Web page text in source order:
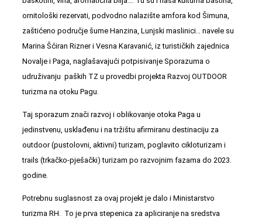
ornitološki rezervati, podvodno nalazište amfora kod Šimuna,
zaštićeno područje šume Hanzina, Lunjski maslinici… navele su
Marina Šćiran Rizner i Vesna Karavanić, iz turističkih zajednica
Novalje i Paga, naglašavajući potpisivanje Sporazuma o
udruživanju paških TZ u provedbi projekta Razvoj OUTDOOR
turizma na otoku Pagu.
Taj sporazum znači razvoj i oblikovanje otoka Paga u
jedinstvenu, usklađenu i na tržištu afirmiranu destinaciju za
outdoor (pustolovni, aktivni) turizam, poglavito cikloturizam i
trails (trkačko-pješački) turizam po razvojnim fazama do 2023.
godine.
Potrebnu suglasnost za ovaj projekt je dalo i Ministarstvo
turizma RH. To je prva stepenica za apliciranje na sredstva